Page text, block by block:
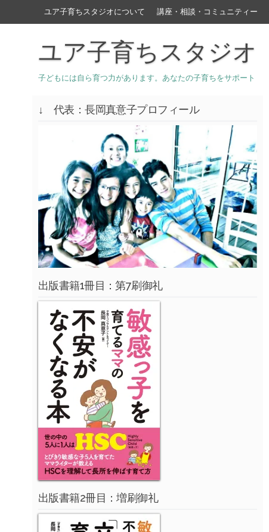
ユア子育ちスタジオについて 講座・相談・コミュニティー
ユア子育ちスタジオ
子どもには自ら育つ力があります。あなたの子育ちをサポート
↓ 代表：長岡真意子プロフィール
出版書籍1冊目：第7刷御礼
出版書籍2冊目：増刷御礼